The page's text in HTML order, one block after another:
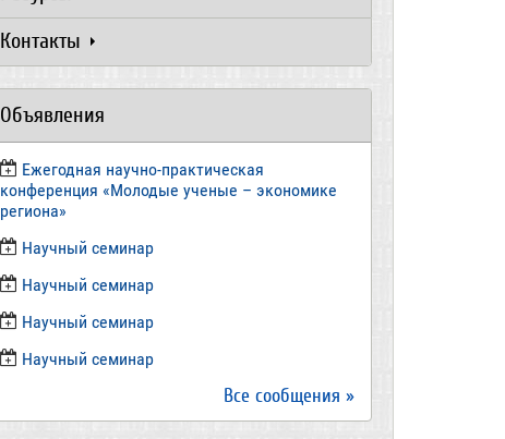
Контакты
Объявления
Ежегодная научно-практическая
конференция «Молодые ученые – экономике
региона»
​Научный семинар
​Научный семинар
Научный семинар
​Научный семинар
Все сообщения »